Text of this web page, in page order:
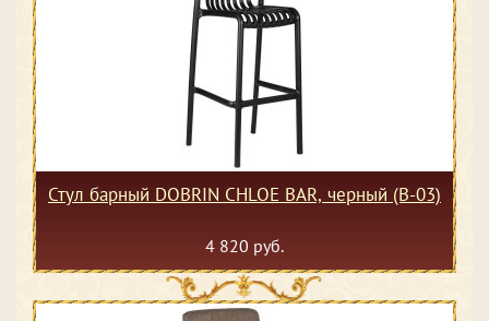
Стул барный DOBRIN CHLOE BAR, черный (B-03)
4 820 руб.